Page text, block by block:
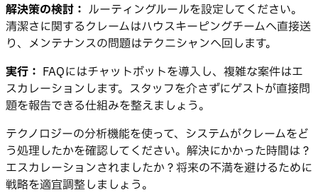
解決策の検討： ルーティングルールを設定してください。
清潔さに関するクレームはハウスキーピングチームへ直接送
り、メンテナンスの問題はテクニシャンへ回します。
実行： FAQにはチャットボットを導入し、複雑な案件はエ
スカレーションします。スタッフを介さずにゲストが直接問
題を報告できる仕組みを整えましょう。
テクノロジーの分析機能を使って、システムがクレームをど
う処理したかを確認してください。解決にかかった時間は？
エスカレーションされましたか？将来の不満を避けるために
戦略を適宜調整しましょう。